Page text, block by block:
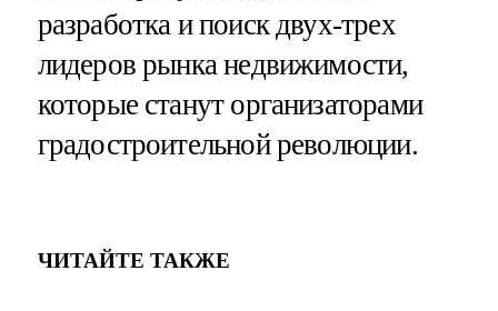
разработка и поиск двух-трех
лидеров рынка недвижимости,
которые станут организаторами
градостроительной революции.
ЧИТАЙТЕ ТАКЖЕ